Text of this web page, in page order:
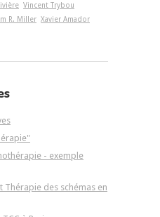
Vincent Trybou
R. Miller Xavier Amador
- exemple
Thérapie des schémas en